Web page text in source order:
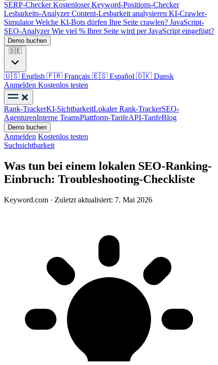
SERP-CheckerKostenloser Keyword-Positions-Checker
Lesbarkeits-AnalyzerContent-Lesbarkeit analysieren KI-Crawler-
SimulatorWelche KI-Bots dürfen Ihre Seite crawlen? JavaScript-
SEO-AnalyzerWie viel % Ihrer Seite wird per JavaScript eingefügt?
Demo buchen
🇩🇪
🇺🇸 English 🇫🇷 Français 🇪🇸 Español 🇩🇰 Dansk
Anmelden Kostenlos testen
Rank-TrackerKI-SichtbarkeitLokaler Rank-TrackerSEO-
AgenturenInterne TeamsPlattform-TarifeAPI-TarifeBlog
Demo buchen
Anmelden Kostenlos testen
Suchsichtbarkeit
Was tun bei einem lokalen SEO-Ranking-
Einbruch: Troubleshooting-Checkliste
Keyword.com · Zuletzt aktualisiert: 7. Mai 2026